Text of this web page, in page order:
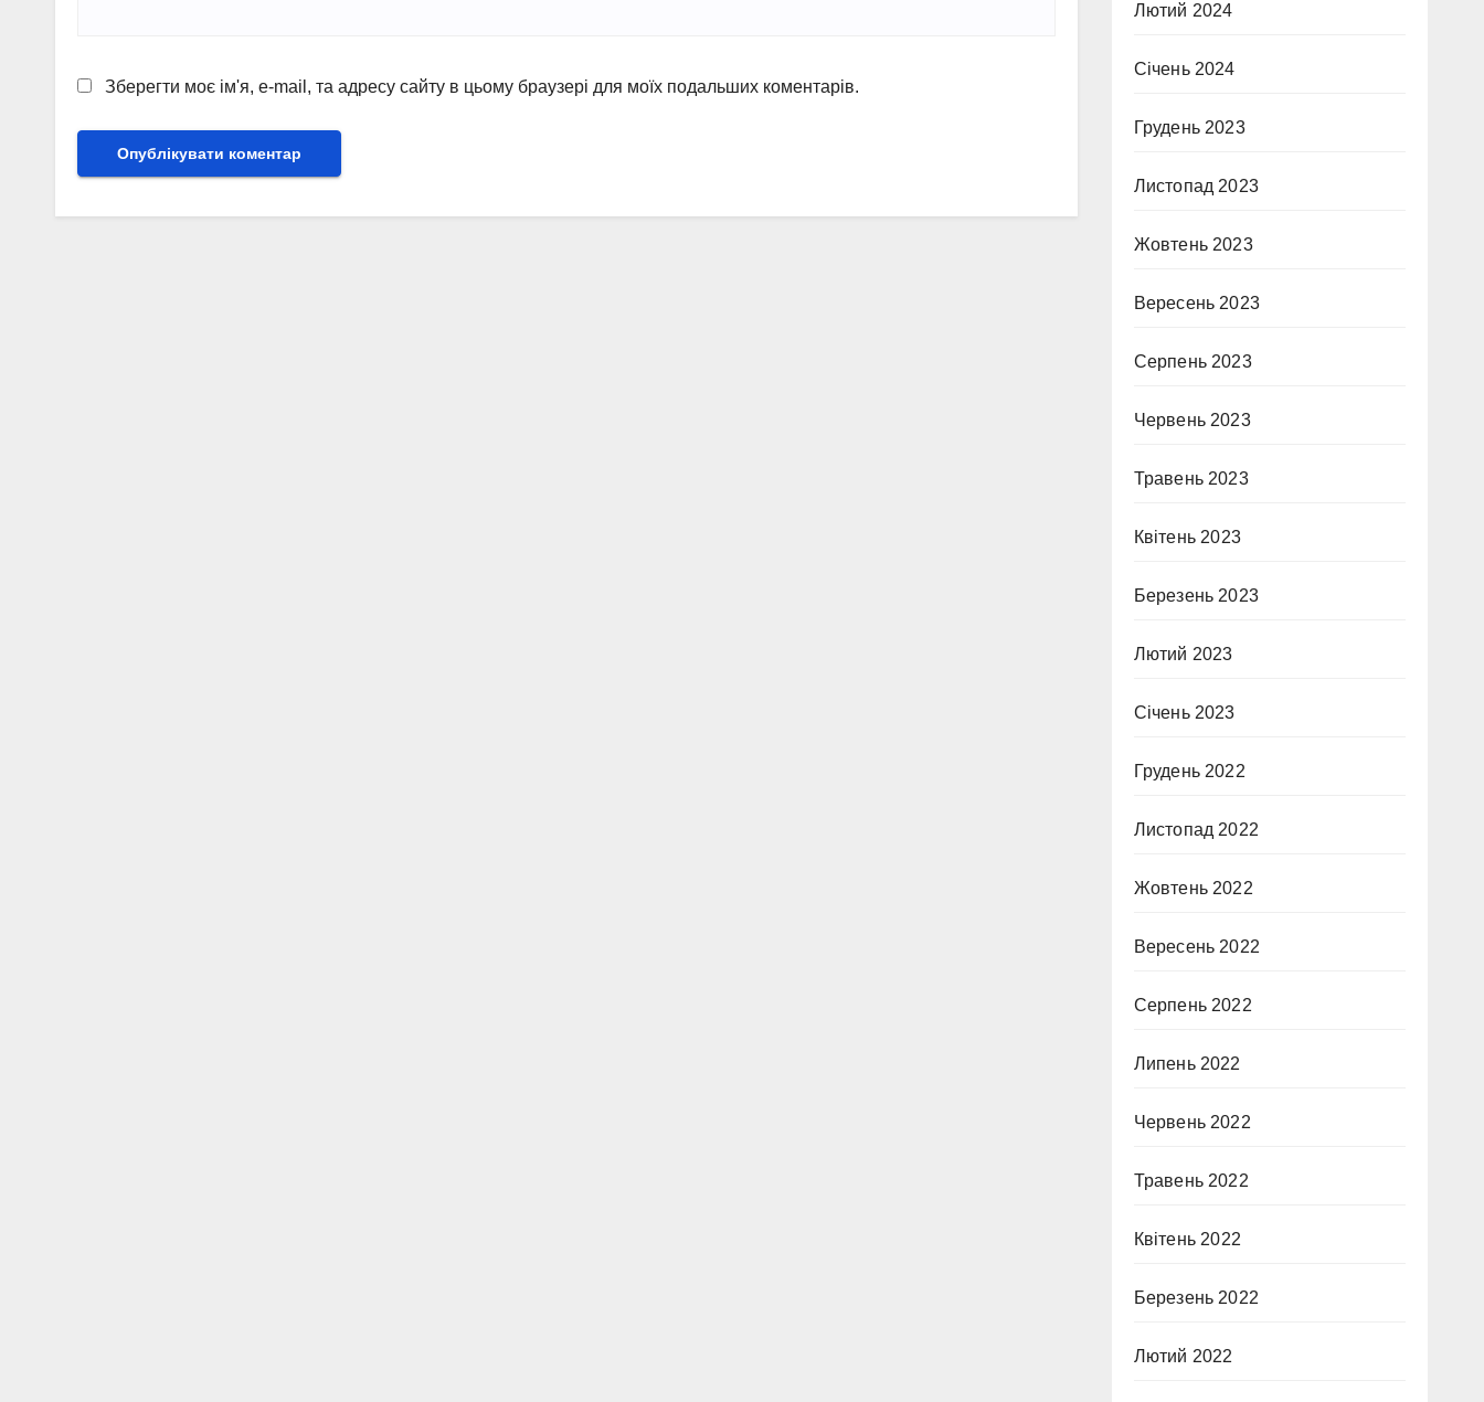
Зберегти моє ім'я, e-mail, та адресу сайту в цьому браузері для моїх подальших коментарів.
Лютий 2024
Січень 2024
Грудень 2023
Листопад 2023
Жовтень 2023
Вересень 2023
Серпень 2023
Червень 2023
Травень 2023
Квітень 2023
Березень 2023
Лютий 2023
Січень 2023
Грудень 2022
Листопад 2022
Жовтень 2022
Вересень 2022
Серпень 2022
Липень 2022
Червень 2022
Травень 2022
Квітень 2022
Березень 2022
Лютий 2022